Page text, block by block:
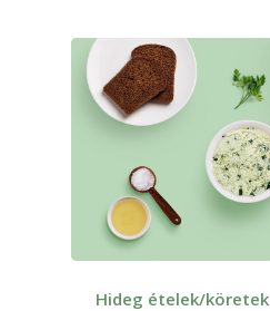
Hideg ételek/köretek